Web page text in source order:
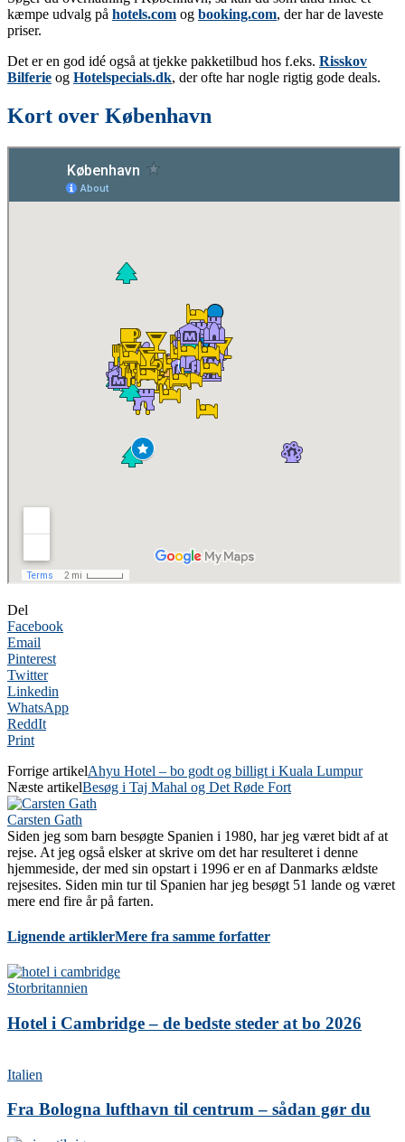
kæmpe udvalg på hotels.com og booking.com, der har de laveste
priser.
Det er en god idé også at tjekke pakketilbud hos f.eks. Risskov
Bilferie og Hotelspecials.dk, der ofte har nogle rigtig gode deals.
Kort over København
Del
Facebook
Email
Pinterest
Twitter
Linkedin
WhatsApp
ReddIt
Print
Forrige artikelAhyu Hotel – bo godt og billigt i Kuala Lumpur
Næste artikelBesøg i Taj Mahal og Det Røde Fort
Carsten Gath
Siden jeg som barn besøgte Spanien i 1980, har jeg været bidt af at
rejse. At jeg også elsker at skrive om det har resulteret i denne
hjemmeside, der med sin opstart i 1996 er en af Danmarks ældste
rejsesites. Siden min tur til Spanien har jeg besøgt 51 lande og været
mere end fire år på farten.
Lignende artiklerMere fra samme forfatter
Storbritannien
Hotel i Cambridge – de bedste steder at bo 2026
Italien
Fra Bologna lufthavn til centrum – sådan gør du